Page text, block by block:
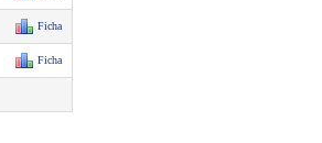
Ficha
Ficha